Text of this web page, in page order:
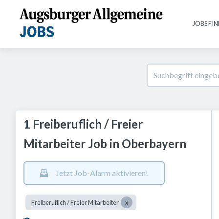
JOBS
1 Freiberuflich / Freier
Mitarbeiter Job in Oberbayern
Jetzt Job-Alarm aktivieren!
Freiberuflich / Freier Mitarbeiter